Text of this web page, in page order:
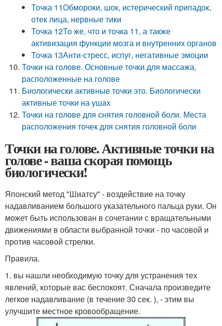
Точка 11Обмороки, шок, истерический припадок,
отек лица, нервные тики
Точка 12То же, что и точка 11, а также
активизация функции мозга и внутренних органов
Точка 13Анти-стресс, испуг, негативные эмоции
Точки на голове. Основные точки для массажа,
расположенные на голове
Биологически активные точки это. Биологически
активные точки на ушах
Точки на голове для снятия головной боли. Места
расположения точек для снятия головной боли
Точки на голове. Активные точки на
голове - ваша скорая помощь
биологически!
Японский метод "Шиатсу" - воздействие на точку
надавливанием большого указательного пальца руки. Он
может быть использован в сочетании с вращательными
движениями в области выбранной точки - по часовой и
против часовой стрелки.
Правила.
1. вы нашли необходимую точку для устранения тех
явлений, которые вас беспокоят. Сначала произведите
легкое надавливание (в течение 30 сек. ), - этим вы
улучшите местное кровообращение.